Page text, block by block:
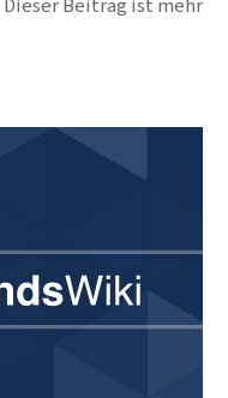
Dieser Beitrag ist mehr